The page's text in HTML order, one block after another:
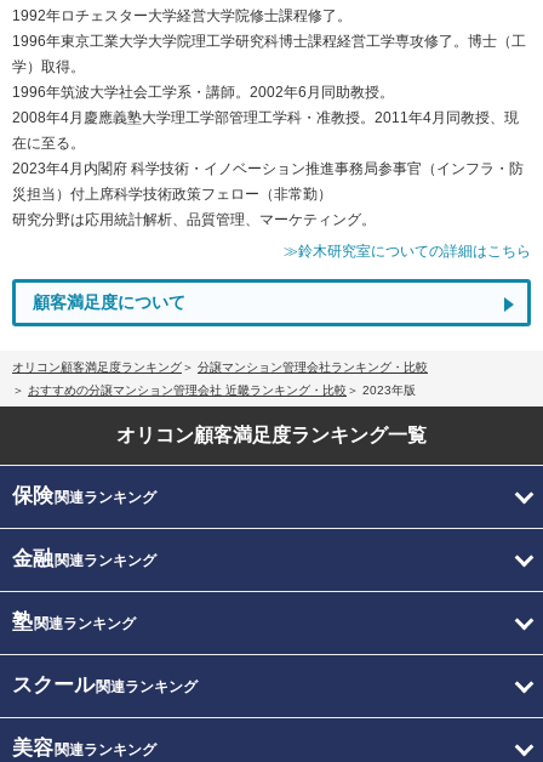
1992年ロチェスター大学経営大学院修士課程修了。
1996年東京工業大学大学院理工学研究科博士課程経営工学専攻修了。博士（工
学）取得。
1996年筑波大学社会工学系・講師。2002年6月同助教授。
2008年4月慶應義塾大学理工学部管理工学科・准教授。2011年4月同教授、現
在に至る。
2023年4月内閣府 科学技術・イノベーション推進事務局参事官（インフラ・防
災担当）付上席科学技術政策フェロー（非常勤）
研究分野は応用統計解析、品質管理、マーケティング。
≫鈴木研究室についての詳細はこちら
顧客満足度について
オリコン顧客満足度ランキング
分譲マンション管理会社ランキング・比較
おすすめの分譲マンション管理会社 近畿ランキング・比較
2023年版
オリコン顧客満足度ランキング一覧
保険関連ランキング
金融関連ランキング
塾関連ランキング
スクール関連ランキング
美容関連ランキング